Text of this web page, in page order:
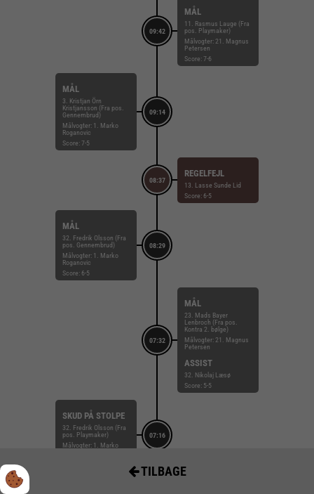
09:42
MÅL
11. Rasmus Lauge (Fra
pos. Playmaker)
Målvogter: 21. Magnus
Petersen
Score: 7-6
09:14
MÅL
3. Kristjan Örn
Kristjansson (Fra pos.
Gennembrud)
Målvogter: 1. Marko
Roganovic
Score: 7-5
08:37
REGELFEJL
13. Lasse Sunde Lid
Score: 6-5
08:29
MÅL
32. Fredrik Olsson (Fra
pos. Gennembrud)
Målvogter: 1. Marko
Roganovic
Score: 6-5
07:32
MÅL
23. Mads Bayer
Lenbroch (Fra pos.
Kontra 2. bølge)
Målvogter: 21. Magnus
Petersen
ASSIST
32. Nikolaj Læsø
Score: 5-5
07:16
SKUD PÅ STOLPE
32. Fredrik Olsson (Fra
pos. Playmaker)
Målvogter: 1. Marko
TILBAGE